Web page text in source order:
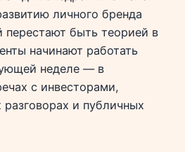
личного бренда
перестают быть теорией в
начинают работать
неделе — в
с инвесторами,
и публичных